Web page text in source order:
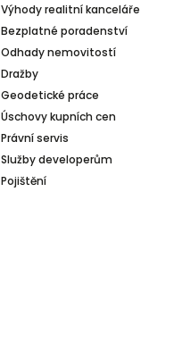
Výhody realitní kanceláře
Bezplatné poradenství
Odhady nemovitostí
Dražby
Geodetické práce
Úschovy kupních cen
Právní servis
Služby developerům
Pojištění